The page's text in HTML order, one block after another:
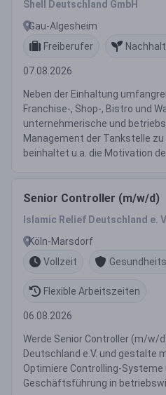
Shell Deutschland GmbH
Gau-Algesheim
Freiberufer
07.08.2026
Neben der Einhaltung
Franchise-, Shop-, Bistro und
unternehmerische und
Management der Tankstelle
beinhaltet u.a. die Motivation
Senior Controller (m/w/d)
Islamic Relief Deutschland e.
Köln-Marsdorf
Vollzeit
Flexible Arbeitszeiten
06.08.2026
Werde Senior Controller (m/w/
Deutschland e.V. und gestalte
Optimiere Controlling-
Geschäftsführung in